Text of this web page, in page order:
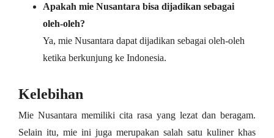
Apakah mie Nusantara bisa dijadikan sebagai
oleh-oleh?
Ya, mie Nusantara dapat dijadikan sebagai oleh-oleh
ketika berkunjung ke Indonesia.
Kelebihan
Mie Nusantara memiliki cita rasa yang lezat dan beragam.
Selain itu, mie ini juga merupakan salah satu kuliner khas